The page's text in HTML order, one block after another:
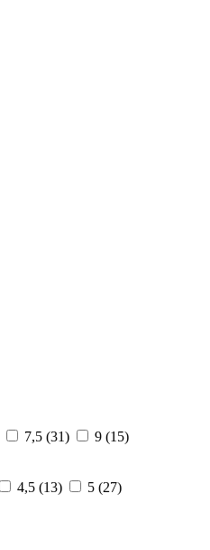
7,5 (31) 9 (15)
4,5 (13) 5 (27)